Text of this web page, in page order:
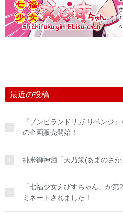
最近の投稿
『ゾンビランドサガ リベンジ
の企画販売開始！
純米御神酒「天乃栄(あまのさ
「七福少女えびすちゃん」が第
ミネートされました！